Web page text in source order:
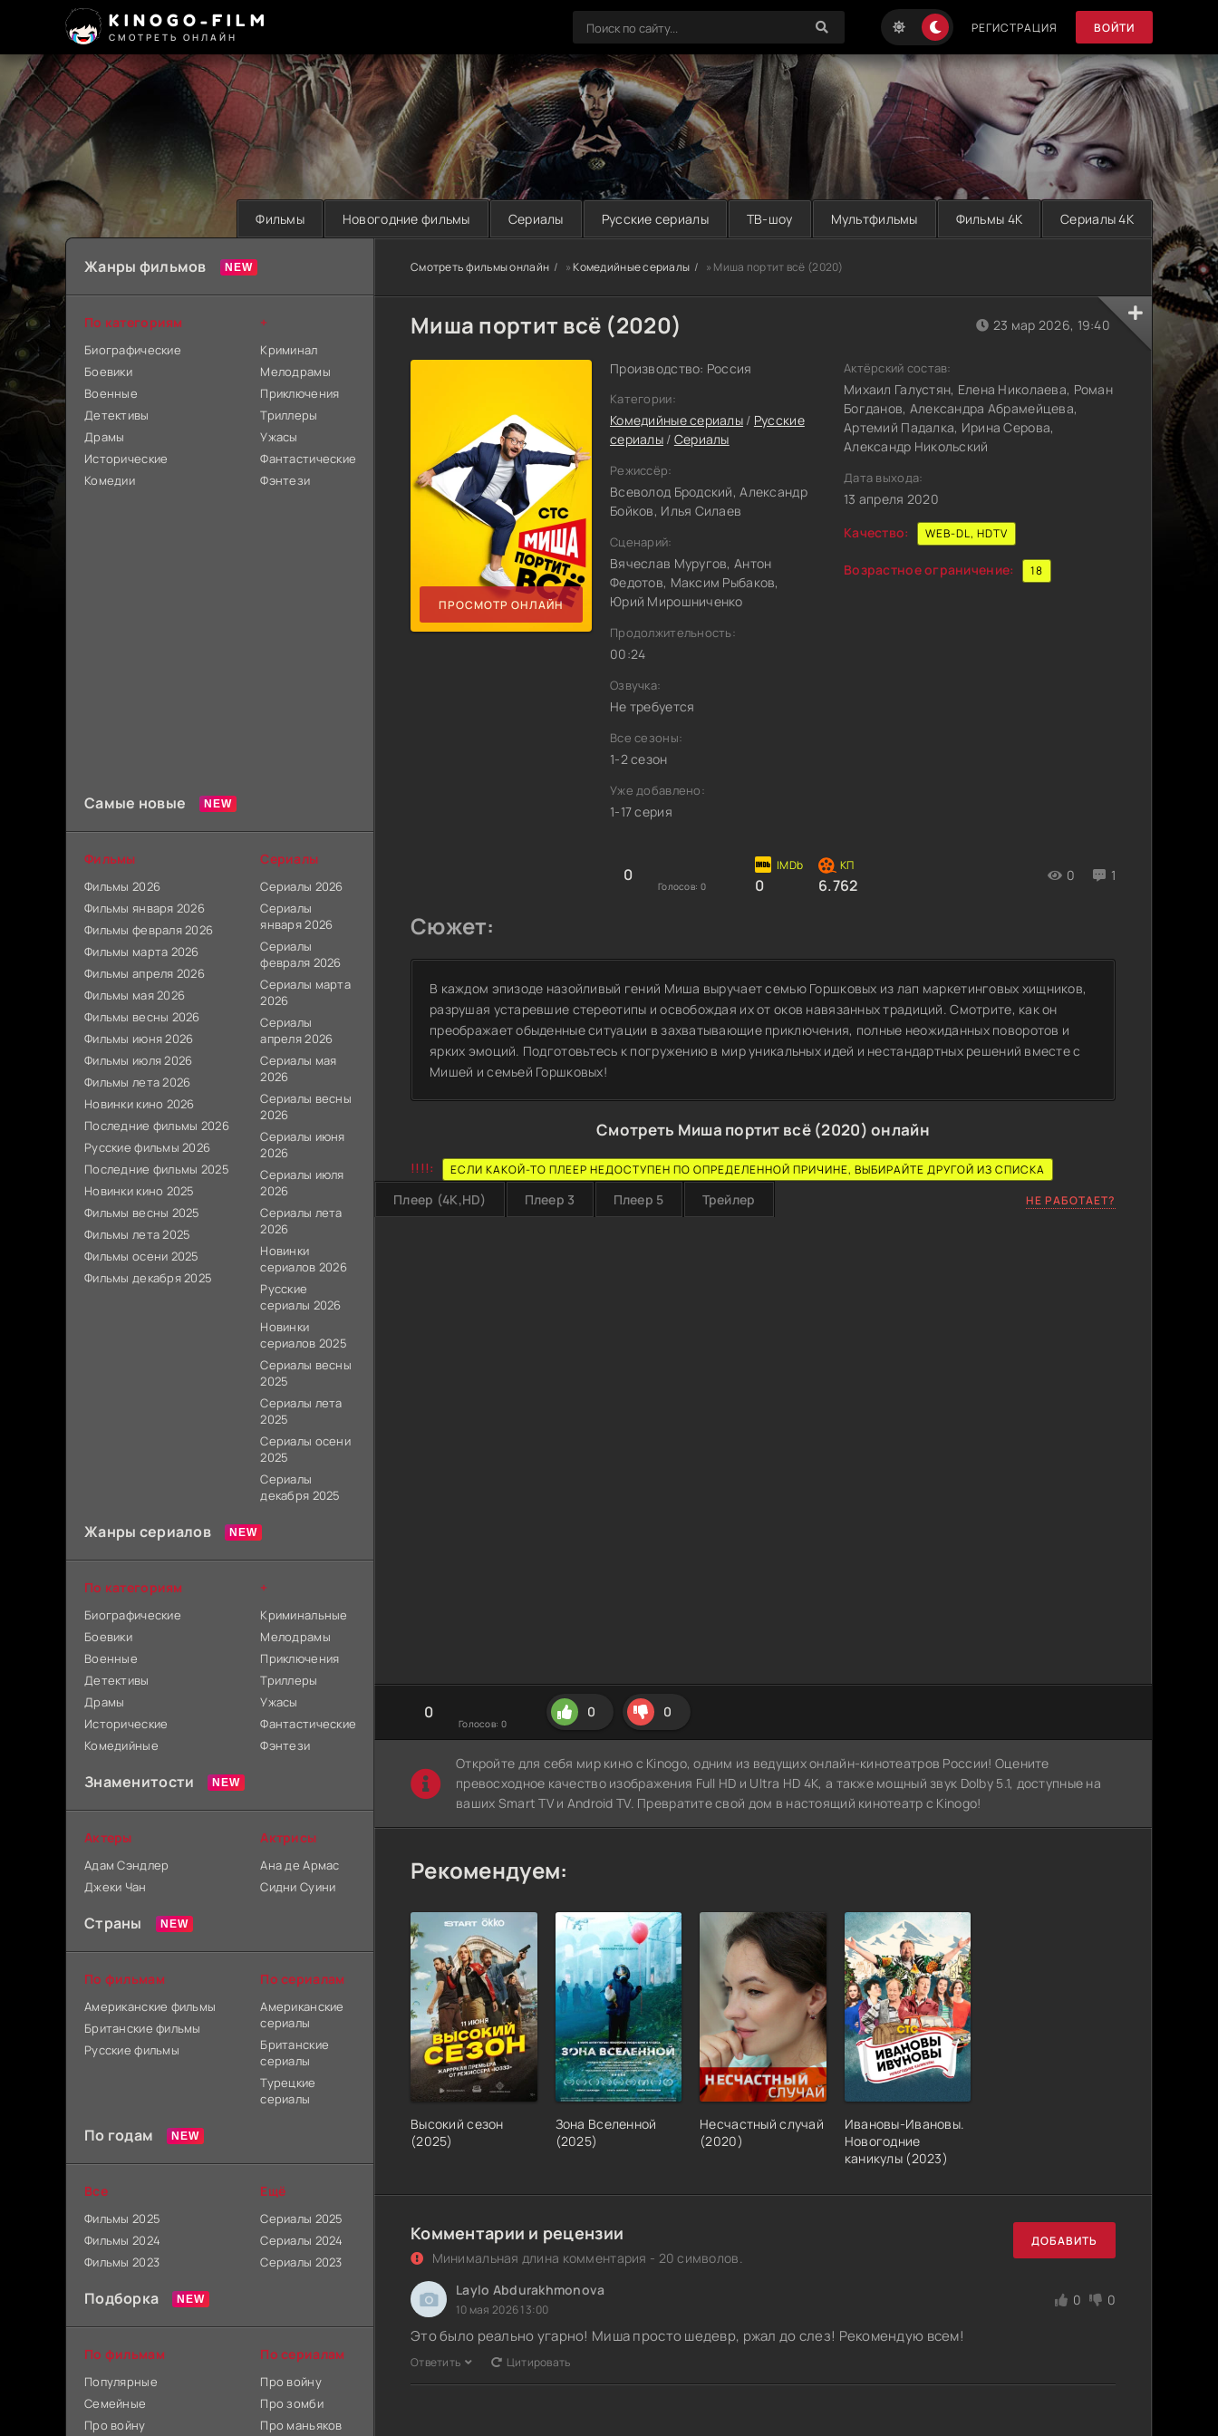
KINOGO-FILM
СМОТРЕТЬ ОНЛАЙН
РЕГИСТРАЦИЯ ВОЙТИ
Фильмы Новогодние фильмы Сериалы Русские сериалы ТВ-шоу Мультфильмы Фильмы 4K Сериалы 4K
Смотреть фильмы онлайн »Комедийные сериалы » Миша портит всё (2020)
Миша портит всё (2020)
ПРОСМОТР ОНЛАЙН
Производство: Россия
Категории:
Комедийные сериалы / Русские
сериалы/ Сериалы
Режиссёр:
Всеволод Бродский, Александр
Бойков, Илья Силаев
Сценарий:
Вячеслав Муругов, Антон
Федотов, Максим Рыбаков,
Юрий Мирошниченко
Продолжительность:
00:24
Озвучка:
Не требуется
Все сезоны:
1-2 сезон
Уже добавлено:
1-17 серия
0
Голосов: 0 0 6.762
0 1
23 мар 2026, 19:40
Актёрский состав:
Михаил Галустян, Елена Николаева, Роман
Богданов, Александра Абрамейцева,
Артемий Падалка, Ирина Серова,
Александр Никольский
Дата выхода:
13 апреля 2020
Качество:
WEB-DL, HDTV
Возрастное ограничение: 18
Сюжет:
В каждом эпизоде назойливый гений Миша выручает семью Горшковых из лап маркетинговых хищников,
разрушая устаревшие стереотипы и освобождая их от оков навязанных традиций. Смотрите, как он
преображает обыденные ситуации в захватывающие приключения, полные неожиданных поворотов и
ярких эмоций. Подготовьтесь к погружению в мир уникальных идей и нестандартных решений вместе с
Мишей и семьей Горшковых!
Смотреть Миша портит всё (2020) онлайн
!!!!: ЕСЛИ КАКОЙ-ТО ПЛЕЕР НЕДОСТУПЕН ПО ОПРЕДЕЛЕННОЙ ПРИЧИНЕ, ВЫБИРАЙТЕ ДРУГОЙ ИЗ СПИСКА
Плеер (4K,HD) Плеер 3 Плеер 5 Трейлер НЕ РАБОТАЕТ?
0
Голосов: 0
0 0
Откройте для себя мир кино с Kinogo, одним из ведущих онлайн-кинотеатров России! Оцените
превосходное качество изображения Full HD и Ultra HD 4K, а также мощный звук Dolby 5.1, доступные на
ваших Smart TV и Android TV. Превратите свой дом в настоящий кинотеатр с Kinogo!
Рекомендуем:
Высокий сезон
(2025)
Зона Вселенной
(2025)
Несчастный случай
(2020)
Ивановы-Ивановы.
Новогодние
каникулы (2023)
Комментарии и рецензии
Минимальная длина комментария - 20 символов.
ДОБАВИТЬ
Laylo Abdurakhmonova
10 мая 2026 13:00
0 0
Это было реально угарно! Миша просто шедевр, ржал до слез! Рекомендую всем!
Ответить Цитировать
Жанры фильмов
По категориям
Биографические
Боевики
Военные
Детективы
Драмы
Исторические
Комедии
+
Криминал
Мелодрамы
Приключения
Триллеры
Ужасы
Фантастические
Фэнтези
Самые новые
Фильмы
Фильмы 2026
Фильмы января 2026
Фильмы февраля 2026
Фильмы марта 2026
Фильмы апреля 2026
Фильмы мая 2026
Фильмы весны 2026
Фильмы июня 2026
Фильмы июля 2026
Фильмы лета 2026
Новинки кино 2026
Последние фильмы 2026
Русские фильмы 2026
Последние фильмы 2025
Новинки кино 2025
Фильмы весны 2025
Фильмы лета 2025
Фильмы осени 2025
Фильмы декабря 2025
Сериалы
Сериалы 2026
Сериалы
января 2026
Сериалы
февраля 2026
Сериалы марта
2026
Сериалы
апреля 2026
Сериалы мая
2026
Сериалы весны
2026
Сериалы июня
2026
Сериалы июля
2026
Сериалы лета
2026
Новинки
сериалов 2026
Русские
сериалы 2026
Новинки
сериалов 2025
Сериалы весны
2025
Сериалы лета
2025
Сериалы осени
2025
Сериалы
декабря 2025
Жанры сериалов
По категориям
Биографические
Боевики
Военные
Детективы
Драмы
Исторические
Комедийные
+
Криминальные
Мелодрамы
Приключения
Триллеры
Ужасы
Фантастические
Фэнтези
Знаменитости
Актеры
Адам Сэндлер
Джеки Чан
Актрисы
Ана де Армас
Сидни Суини
Страны
По фильмам
Американские фильмы
Британские фильмы
Русские фильмы
По сериалам
Американские
сериалы
Британские
сериалы
Турецкие
сериалы
По годам
Все
Фильмы 2025
Фильмы 2024
Фильмы 2023
Ещё
Сериалы 2025
Сериалы 2024
Сериалы 2023
Подборка
По фильмам
Популярные
Семейные
Про войну
По сериалам
Про войну
Про зомби
Про маньяков